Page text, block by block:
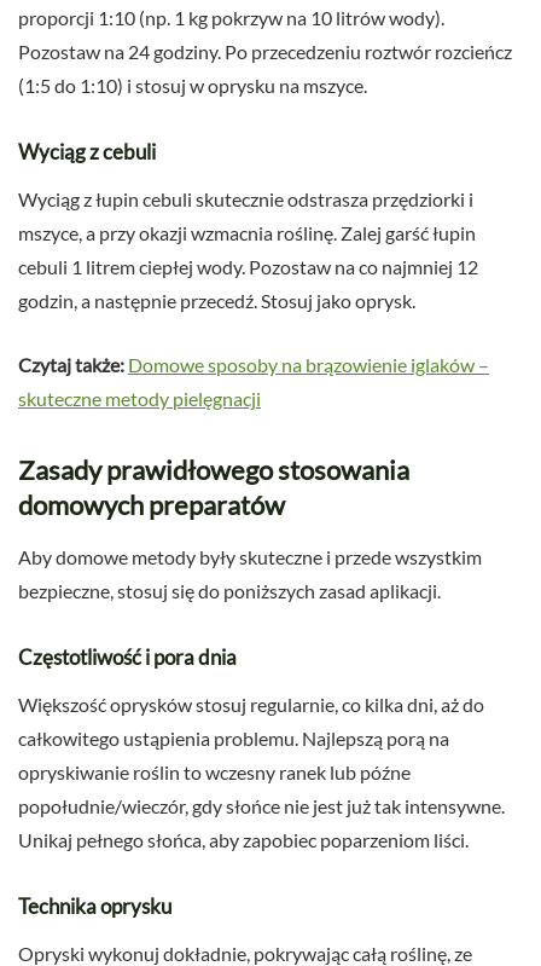
proporcji 1:10 (np. 1 kg pokrzyw na 10 litrów wody).
Pozostaw na 24 godziny. Po przecedzeniu roztwór rozcieńcz
(1:5 do 1:10) i stosuj w oprysku na mszyce.
Wyciąg z cebuli
Wyciąg z łupin cebuli skutecznie odstrasza przędziorki i
mszyce, a przy okazji wzmacnia roślinę. Zalej garść łupin
cebuli 1 litrem ciepłej wody. Pozostaw na co najmniej 12
godzin, a następnie przecedź. Stosuj jako oprysk.
Czytaj także: Domowe sposoby na brązowienie iglaków –
skuteczne metody pielęgnacji
Zasady prawidłowego stosowania
domowych preparatów
Aby domowe metody były skuteczne i przede wszystkim
bezpieczne, stosuj się do poniższych zasad aplikacji.
Częstotliwość i pora dnia
Większość oprysków stosuj regularnie, co kilka dni, aż do
całkowitego ustąpienia problemu. Najlepszą porą na
opryskiwanie roślin to wczesny ranek lub późne
popołudnie/wieczór, gdy słońce nie jest już tak intensywne.
Unikaj pełnego słońca, aby zapobiec poparzeniom liści.
Technika oprysku
Opryski wykonuj dokładnie, pokrywając całą roślinę, ze